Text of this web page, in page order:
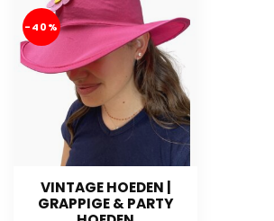
-40%
VINTAGE HOEDEN |
GRAPPIGE & PARTY